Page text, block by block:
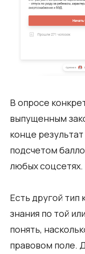
В опросе
выпущенным
конце
подсчетом
любых соцсетях.
Есть другой тип
знания по той
понять,
правовом поле.